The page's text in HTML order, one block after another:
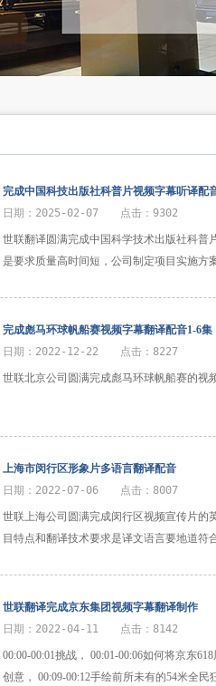
完成中国科技出版社科普片视频字幕听译配
日期：2025-02-07 点击：9302
世联翻译圆满完成中国科学技术出版社科普
是要求质量高时间短，公司制定项目实施
完成彪马环球帆船赛视频字幕翻译配音1-6集
日期：2022-12-22 点击：8227
世联北京公司圆满完成彪马环球帆船赛的视
上海市闵行区形象片多语言翻译配音
日期：2022-07-06 点击：8007
世联上海公司圆满完成闵行区视频宣传片的
目特点和翻译技术要求是译文语言要地道
世联翻译完成京东集团视频字幕翻译制作
日期：2022-04-11 点击：8142
00:00-00:01挑战， 00:01-00:06如何将京东
创意， 00:09-00:12手绘前所未有的54米全